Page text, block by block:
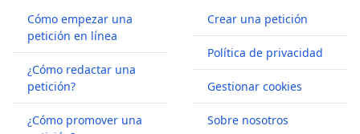
Cómo empezar una
petición en línea
¿Cómo redactar una
petición?
¿Cómo promover una
Crear una petición
Política de privacidad
Gestionar cookies
Sobre nosotros